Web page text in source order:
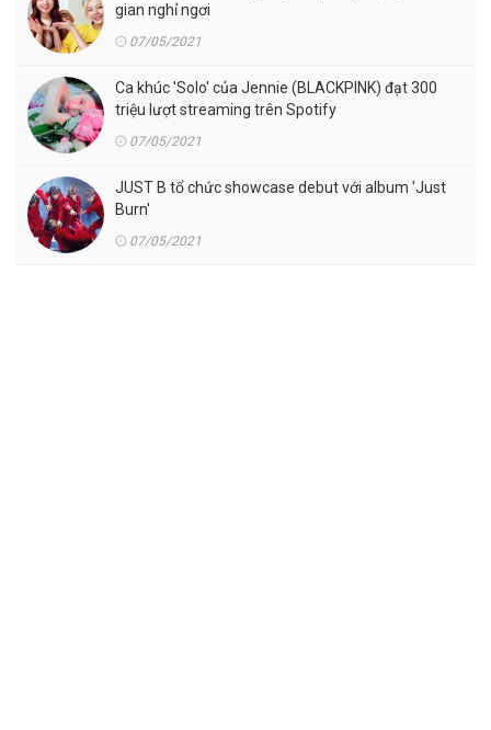
gian nghỉ ngơi
07/05/2021
Ca khúc 'Solo' của Jennie (BLACKPINK) đạt 300
triệu lượt streaming trên Spotify
07/05/2021
JUST B tổ chức showcase debut với album 'Just
Burn'
07/05/2021